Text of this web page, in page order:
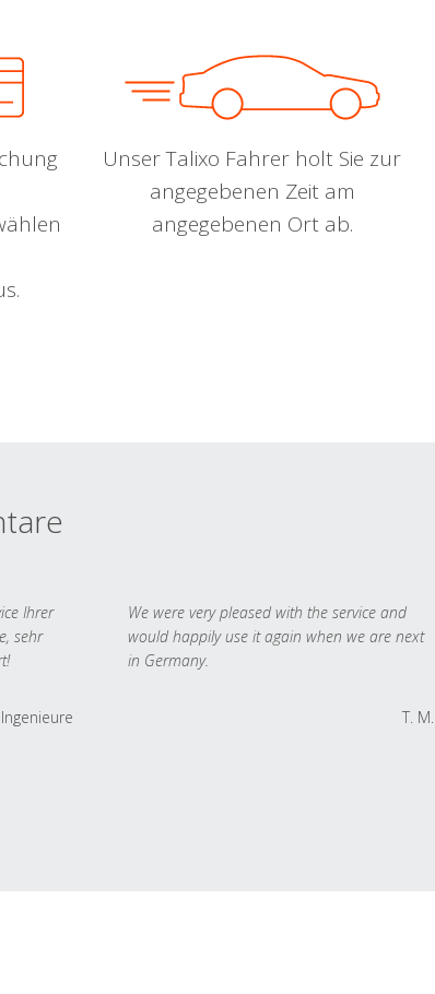
Unser Talixo Fahrer holt Sie zur
angegebenen Zeit am
angegebenen Ort ab.
Ihrer
sehr
We were very pleased with the service and
would happily use it again when we are next
in Germany.
T. M.